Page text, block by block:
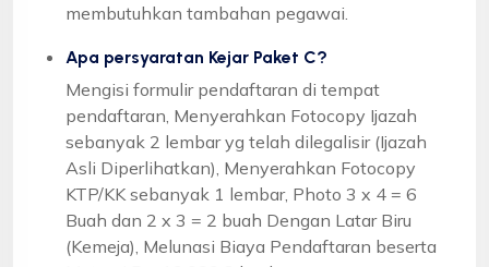
membutuhkan tambahan pegawai.
Apa persyaratan Kejar Paket C?
Mengisi formulir pendaftaran di tempat
pendaftaran, Menyerahkan Fotocopy Ijazah
sebanyak 2 lembar yg telah dilegalisir (Ijazah
Asli Diperlihatkan), Menyerahkan Fotocopy
KTP/KK sebanyak 1 lembar, Photo 3 x 4 = 6
Buah dan 2 x 3 = 2 buah Dengan Latar Biru
(Kemeja), Melunasi Biaya Pendaftaran beserta